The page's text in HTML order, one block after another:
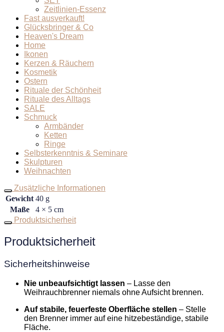
Zeitlinien-Essenz
Fast ausverkauft!
Glücksbringer & Co
Heaven's Dream
Home
Ikonen
Kerzen & Räuchern
Kosmetik
Ostern
Rituale der Schönheit
Rituale des Alltags
SALE
Schmuck
Armbänder
Ketten
Ringe
Selbsterkenntnis & Seminare
Skulpturen
Weihnachten
Zusätzliche Informationen
Gewicht 40 g
Maße
4 × 5 cm
Produktsicherheit
Produktsicherheit
Sicherheitshinweise
Nie unbeaufsichtigt lassen – Lasse den
Weihrauchbrenner niemals ohne Aufsicht brennen.
Auf stabile, feuerfeste Oberfläche stellen – Stelle
den Brenner immer auf eine hitzebeständige, stabile
Fläche.